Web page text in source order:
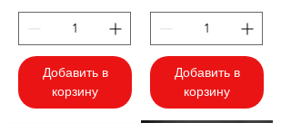
Добавить в
корзину
Добавить в
корзину